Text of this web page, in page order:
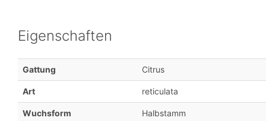
Eigenschaften
Gattung Citrus
Art reticulata
Wuchsform Halbstamm